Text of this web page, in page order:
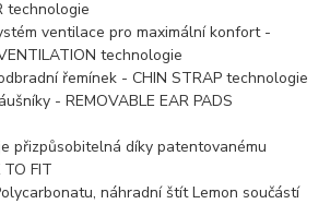
technologie
ventilace pro maximální konfort -
technologie
řemínek - CHIN STRAP technologie
- REMOVABLE EAR PADS
přizpůsobitelná díky patentovanému
TO FIT
náhradní štít Lemon součástí